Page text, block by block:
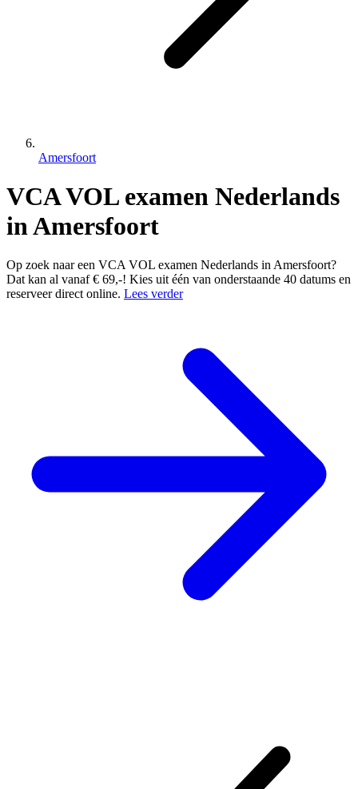
Amersfoort
VCA VOL examen Nederlands
in Amersfoort
Op zoek naar een VCA VOL examen Nederlands in Amersfoort?
Dat kan al vanaf € 69,-! Kies uit één van onderstaande 40 datums en
reserveer direct online. Lees verder